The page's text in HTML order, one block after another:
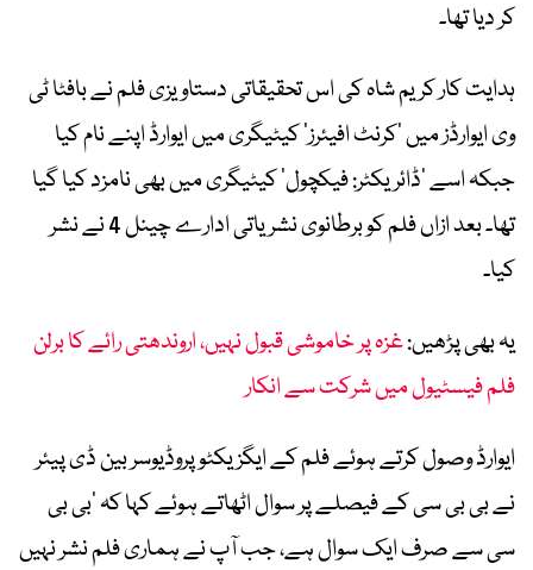
کر دیا تھا۔
ہدایت کار کریم شاہ کی اس تحقیقاتی دستاویزی فلم نے بافٹا ٹی
وی ایوارڈز میں ’کرنٹ افیئرز‘ کیٹیگری میں ایوارڈ اپنے نام کیا
جبکہ اسے ’ڈائریکٹر: فیکچول‘ کیٹیگری میں بھی نامزد کیا گیا
تھا۔ بعد ازاں فلم کو برطانوی نشریاتی ادارے چینل 4 نے نشر
کیا۔
یہ بھی پڑھیں:غزہ پر خاموشی قبول نہیں، اروندھتی رائے کا برلن
فلم فیسٹیول میں شرکت سے انکار
ایوارڈ وصول کرتے ہوئے فلم کے ایگزیکٹو پروڈیوسر بین ڈی پیئر
نے بی بی سی کے فیصلے پر سوال اٹھاتے ہوئے کہا کہ ’بی بی
سی سے صرف ایک سوال ہے، جب آپ نے ہماری فلم نشر نہیں